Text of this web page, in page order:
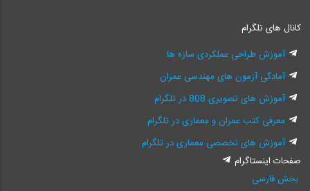
کانال های تلگرام
آموزش طراحی عملکردی سازه ها
آمادگی آزمون های مهندسی عمران
آموزش های تصویری 808 در تلگرام
معرفی کتب عمران و معماری در تلگرام
آموزش های تخصصی معماری در تلگرام
صفحات اینستاگرام
بخش فارسی